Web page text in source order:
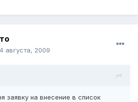
4 августа, 2009
заявку на внесение в список